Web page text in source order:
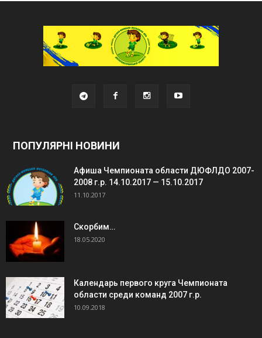
ПОПУЛЯРНІ НОВИНИ
Афиша Чемпионата области ДЮФЛДО 2007-
2008 г.р. 14.10.2017 — 15.10.2017
11.10.2017
Скорбим…
18.05.2020
Календарь первого круга Чемпионата
области среди команд 2007 г.р.
10.09.2018